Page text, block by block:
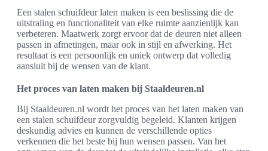
Een stalen schuifdeur laten maken is een beslissing die de
uitstraling en functionaliteit van elke ruimte aanzienlijk kan
verbeteren. Maatwerk zorgt ervoor dat de deuren niet alleen
passen in afmetingen, maar ook in stijl en afwerking. Het
resultaat is een persoonlijk en uniek ontwerp dat volledig
aansluit bij de wensen van de klant.
Het proces van laten maken bij Staaldeuren.nl
Bij Staaldeuren.nl wordt het proces van het laten maken van
een stalen schuifdeur zorgvuldig begeleid. Klanten krijgen
deskundig advies en kunnen de verschillende opties
verkennen die het beste bij hun wensen passen. Van het